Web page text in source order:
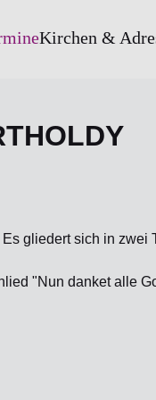
Kirchen &
gliedert sich in zwei
"Nun danket alle